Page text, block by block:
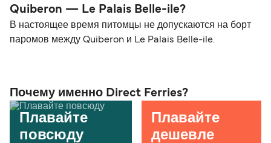
Quiberon — Le Palais Belle-ile?
В настоящее время питомцы не допускаются на борт
паромов между Quiberon и Le Palais Belle-ile.
Почему именно Direct Ferries?
Плавайте
повсюду
Плавайте
дешевле